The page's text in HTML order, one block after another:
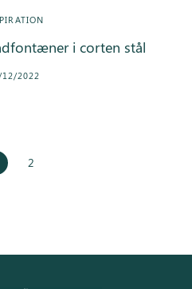
i corten stål
2022
2